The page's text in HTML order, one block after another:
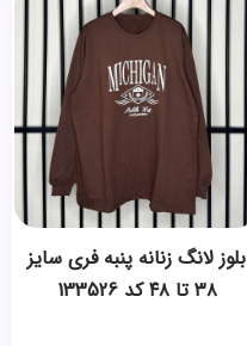
بلوز لانگ زنانه پنبه فری سایز
۳۸ تا ۴۸ کد 133526